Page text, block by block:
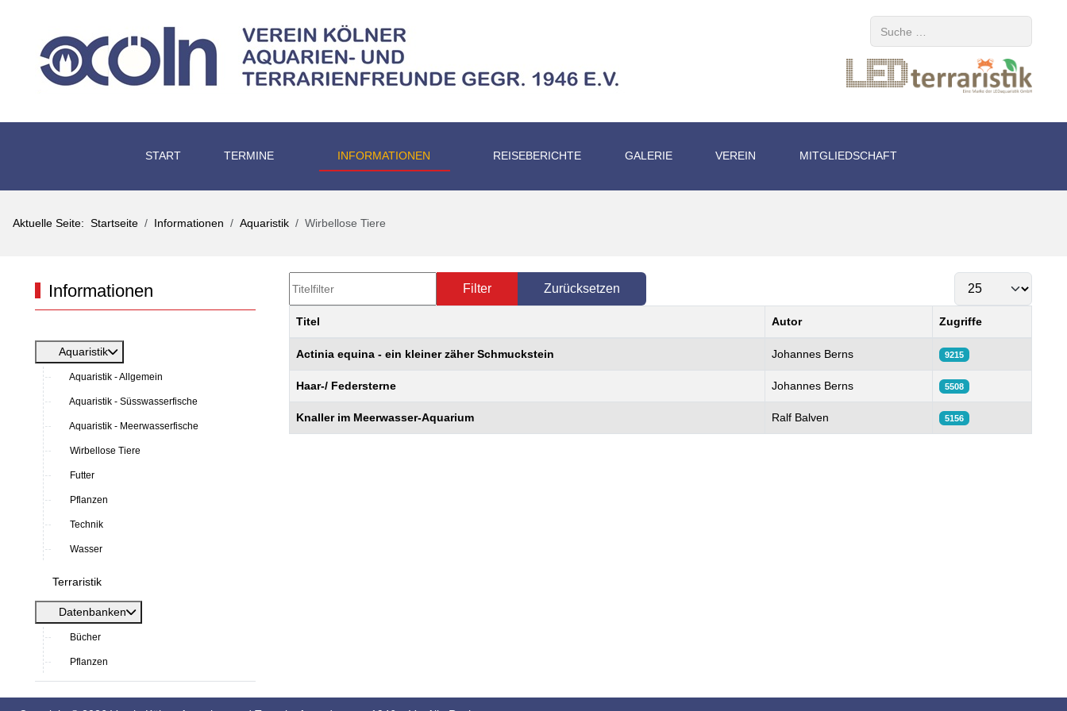
START TERMINE INFORMATIONEN REISEBERICHTE GALERIE VEREIN MITGLIEDSCHAFT
Aktuelle Seite: Startseite Informationen Aquaristik Wirbellose Tiere
Informationen
Aquaristik
Aquaristik - Allgemein
Aquaristik - Süsswasserfische
Aquaristik - Meerwasserfische
Wirbellose Tiere
Futter
Pflanzen
Technik
Wasser
Terraristik
Datenbanken
Bücher
Pflanzen
Filter Zurücksetzen
Titel Autor Zugriffe
Actinia equina - ein kleiner zäher Schmuckstein Johannes Berns 9215
Haar-/ Federsterne Johannes Berns 5508
Knaller im Meerwasser-Aquarium Ralf Balven 5156